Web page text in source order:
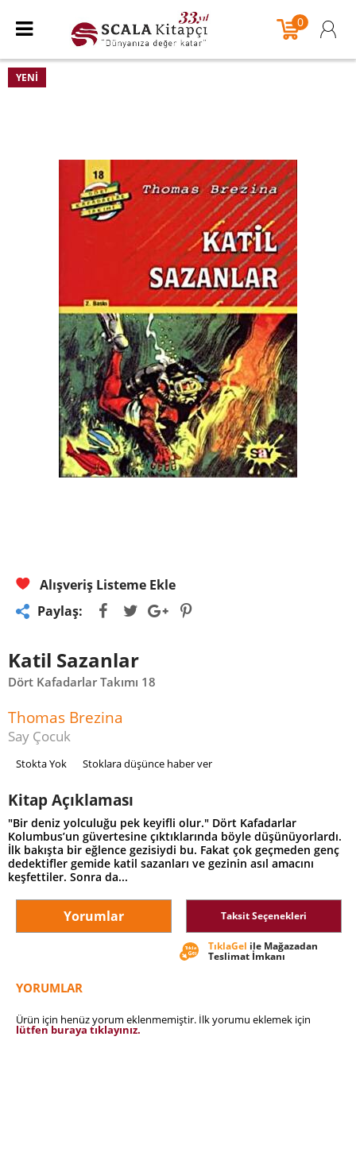
0
YENI
Alışveriş Listeme Ekle
Paylaş:
Katil Sazanlar
Dört Kafadarlar Takımı 18
Thomas Brezina
Say Çocuk
Stokta Yok Stoklara düşünce haber ver
Kitap Açıklaması
"Bir deniz yolculuğu pek keyifli olur." Dört Kafadarlar
Kolumbus’un güvertesine çıktıklarında böyle düşünüyorlardı.
İlk bakışta bir eğlence gezisiydi bu. Fakat çok geçmeden genç
dedektifler gemide katil sazanları ve gezinin asıl amacını
keşfettiler. Sonra da...
Yorumlar Taksit Seçenekleri
TıklaGel ile Mağazadan
Teslimat İmkanı
YORUMLAR
Ürün için henüz yorum eklenmemiştir. İlk yorumu eklemek için
lütfen buraya tıklayınız.